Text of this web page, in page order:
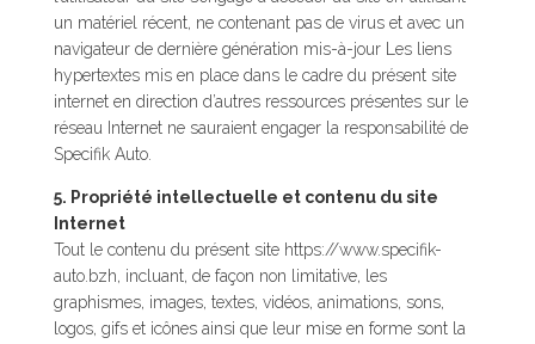
un matériel récent, ne contenant pas de virus et avec un
navigateur de dernière génération mis-à-jour Les liens
hypertextes mis en place dans le cadre du présent site
internet en direction d’autres ressources présentes sur le
réseau Internet ne sauraient engager la responsabilité de
Specifik Auto.
5. Propriété intellectuelle et contenu du site
Internet
Tout le contenu du présent site https://www.specifik-
auto.bzh, incluant, de façon non limitative, les
graphismes, images, textes, vidéos, animations, sons,
logos, gifs et icônes ainsi que leur mise en forme sont la